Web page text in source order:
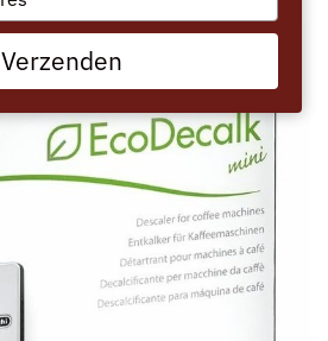
Verzenden